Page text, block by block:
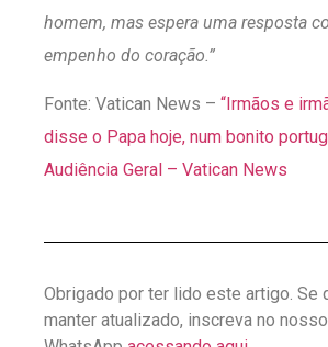
homem, mas espera uma resposta
empenho do coração.”
Fonte: Vatican News – “Irmãos e
disse o Papa hoje, num bonito
Audiência Geral – Vatican News
Obrigado por ter lido este artigo. Se
manter atualizado, inscreva no